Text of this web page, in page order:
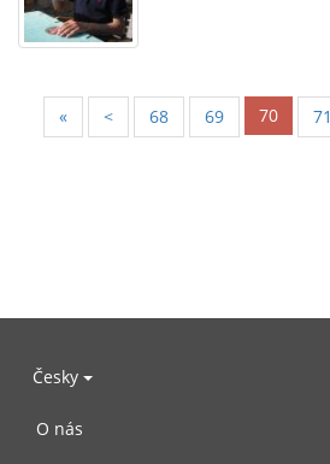
« < 68 69 70 71
Česky
O nás